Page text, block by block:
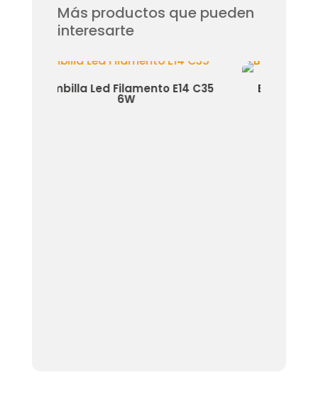
Más productos que pueden
interesarte
E14 C35 Bombilla Led Filamento